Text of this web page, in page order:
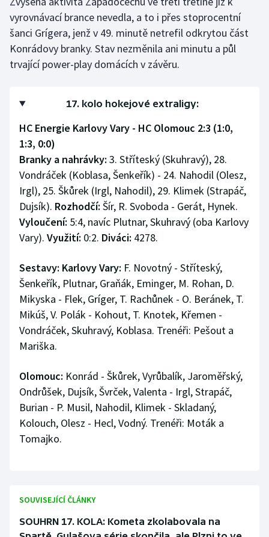
vyrovnávací brance nevedla, a to i přes stoprocentní
šanci Grígera, jenž v 49. minutě netrefil odkrytou část
Konrádovy branky. Stav nezměnila ani minutu a půl
trvající power-play domácích v závěru.
17. kolo hokejové extraligy:
HC Energie Karlovy Vary - HC Olomouc 2:3 (1:0,
1:3, 0:0)
Branky a nahrávky: 3. Stříteský (Skuhravý), 28.
Vondráček (Koblasa, Šenkeřík) - 24. Nahodil (Olesz,
Irgl), 25. Škůrek (Irgl, Nahodil), 29. Klimek (Strapáč,
Dujsík). Rozhodčí: Šír, R. Svoboda - Gerát, Hynek.
Vyloučení: 5:4, navíc Plutnar, Skuhravý (oba Karlovy
Vary). Využití: 0:2. Diváci: 4278.
Sestavy: Karlovy Vary: F. Novotný - Stříteský,
Šenkeřík, Plutnar, Graňák, Eminger, M. Rohan, D.
Mikyska - Flek, Gríger, T. Rachůnek - O. Beránek, T.
Mikúš, V. Polák - Kohout, T. Knotek, Křemen -
Vondráček, Skuhravý, Koblasa. Trenéři: Pešout a
Mariška.
Olomouc: Konrád - Škůrek, Vyrůbalík, Jaroměřský,
Ondrůšek, Dujsík, Švrček, Valenta - Irgl, Strapáč,
Burian - P. Musil, Nahodil, Klimek - Skladaný,
Kolouch, Olesz - Hecl, Vodný. Trenéři: Moták a
Tomajko.
SOUVISEJÍCÍ ČLÁNKY
SOUHRN 17. KOLA: Kometa zkolabovala na